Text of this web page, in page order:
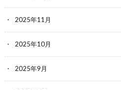
2025年11月
2025年10月
2025年9月